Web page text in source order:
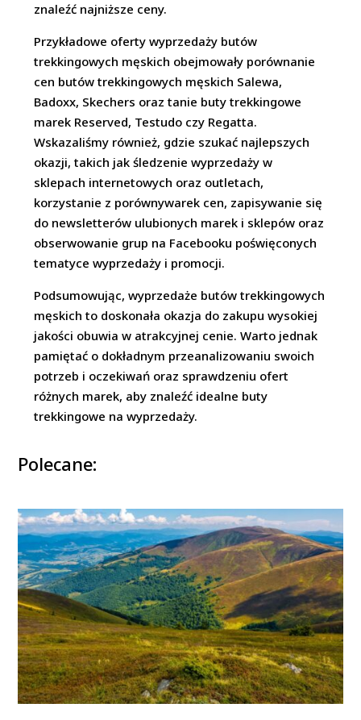
znaleźć najniższe ceny.
Przykładowe oferty wyprzedaży butów
trekkingowych męskich obejmowały porównanie
cen butów trekkingowych męskich Salewa,
Badoxx, Skechers oraz tanie buty trekkingowe
marek Reserved, Testudo czy Regatta.
Wskazaliśmy również, gdzie szukać najlepszych
okazji, takich jak śledzenie wyprzedaży w
sklepach internetowych oraz outletach,
korzystanie z porównywarek cen, zapisywanie się
do newsletterów ulubionych marek i sklepów oraz
obserwowanie grup na Facebooku poświęconych
tematyce wyprzedaży i promocji.
Podsumowując, wyprzedaże butów trekkingowych
męskich to doskonała okazja do zakupu wysokiej
jakości obuwia w atrakcyjnej cenie. Warto jednak
pamiętać o dokładnym przeanalizowaniu swoich
potrzeb i oczekiwań oraz sprawdzeniu ofert
różnych marek, aby znaleźć idealne buty
trekkingowe na wyprzedaży.
Polecane: